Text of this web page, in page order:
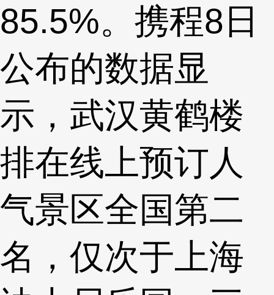
85.5%。携程8日
公布的数据显
示，武汉黄鹤楼
排在线上预订人
气景区全国第二
名，仅次于上海